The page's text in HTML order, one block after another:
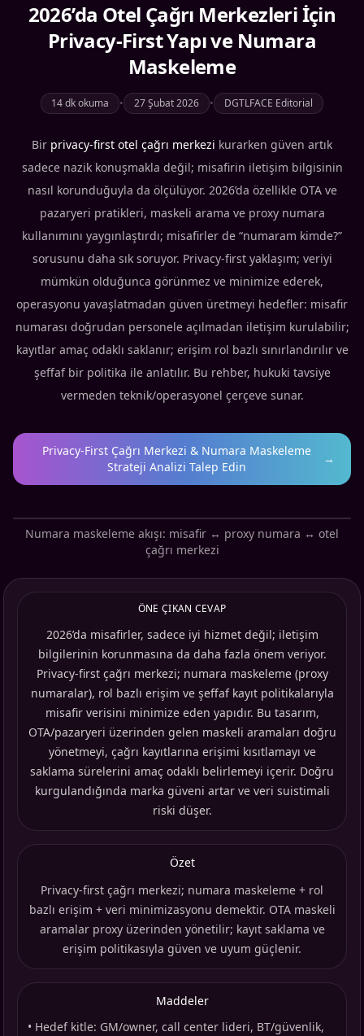
2026’da Otel Çağrı Merkezleri İçin
Privacy-First Yapı ve Numara
Maskeleme
14 dk okuma • 27 Şubat 2026 • DGTLFACE Editorial
Bir privacy-first otel çağrı merkezi kurarken güven artık
sadece nazik konuşmakla değil; misafirin iletişim bilgisinin
nasıl korunduğuyla da ölçülüyor. 2026’da özellikle OTA ve
pazaryeri pratikleri, maskeli arama ve proxy numara
kullanımını yaygınlaştırdı; misafirler de “numaram kimde?”
sorusunu daha sık soruyor. Privacy-first yaklaşım; veriyi
mümkün olduğunca görünmez ve minimize ederek,
operasyonu yavaşlatmadan güven üretmeyi hedefler: misafir
numarası doğrudan personele açılmadan iletişim kurulabilir;
kayıtlar amaç odaklı saklanır; erişim rol bazlı sınırlandırılır ve
şeffaf bir politika ile anlatılır. Bu rehber, hukuki tavsiye
vermeden teknik/operasyonel çerçeve sunar.
Privacy-First Çağrı Merkezi & Numara Maskeleme
Strateji Analizi Talep Edin
→
Numara maskeleme akışı: misafir ↔ proxy numara ↔ otel
çağrı merkezi
ÖNE ÇIKAN CEVAP
2026’da misafirler, sadece iyi hizmet değil; iletişim
bilgilerinin korunmasına da daha fazla önem veriyor.
Privacy-first çağrı merkezi; numara maskeleme (proxy
numaralar), rol bazlı erişim ve şeffaf kayıt politikalarıyla
misafir verisini minimize eden yapıdır. Bu tasarım,
OTA/pazaryeri üzerinden gelen maskeli aramaları doğru
yönetmeyi, çağrı kayıtlarına erişimi kısıtlamayı ve
saklama sürelerini amaç odaklı belirlemeyi içerir. Doğru
kurgulandığında marka güveni artar ve veri suistimali
riski düşer.
Özet
Privacy-first çağrı merkezi; numara maskeleme + rol
bazlı erişim + veri minimizasyonu demektir. OTA maskeli
aramalar proxy üzerinden yönetilir; kayıt saklama ve
erişim politikasıyla güven ve uyum güçlenir.
Maddeler
• Hedef kitle: GM/owner, call center lideri, BT/güvenlik,